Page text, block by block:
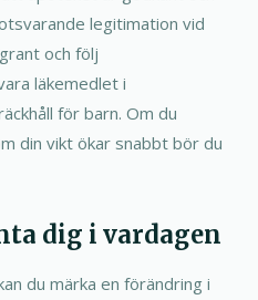
legitimation vid
och följ
läkemedlet i
för barn. Om du
din vikt ökar snabbt bör du
dig i vardagen
du märka en förändring i